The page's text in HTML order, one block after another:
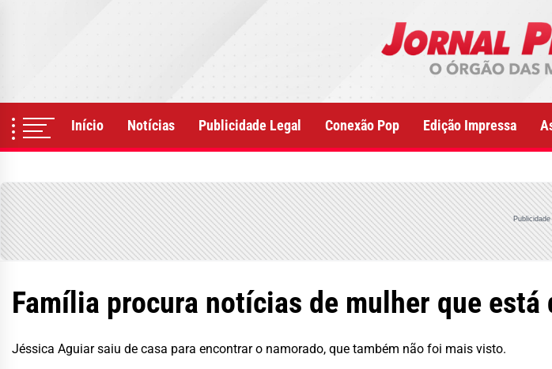
Início Notícias Publicidade Legal Conexão Pop Edição Impressa
Publicidade
Família procura notícias de mulher que
Jéssica Aguiar saiu de casa para encontrar o namorado, que também não foi mais visto.